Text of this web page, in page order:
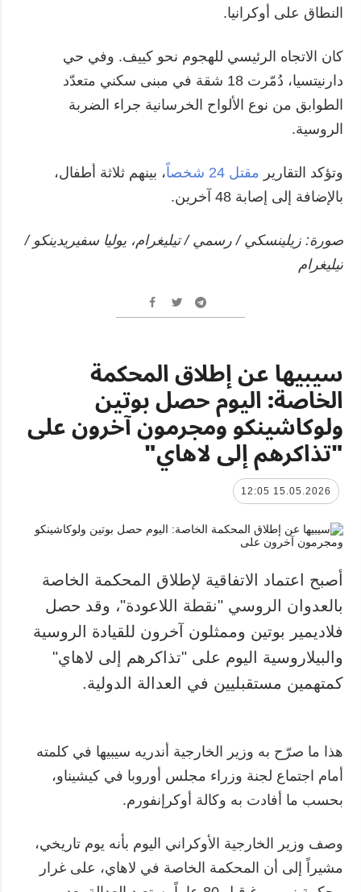
النطاق على أوكرانيا.
كان الاتجاه الرئيسي للهجوم نحو كييف. وفي حي
دارنيتسيا، دُمّرت 18 شقة في مبنى سكني متعدّد
الطوابق من نوع الألواح الخرسانية جراء الضربة
الروسية.
وتؤكد التقارير مقتل 24 شخصاً
، بينهم ثلاثة أطفال،
بالإضافة إلى إصابة 48 آخرين.
صورة: زيلينسكي / رسمي / تيليغرام، يوليا سفيريدينكو /
تيليغرام
سيبيها عن إطلاق المحكمة
الخاصة: اليوم حصل بوتين
ولوكاشينكو ومجرمون آخرون على
"تذاكرهم إلى لاهاي"
15.05.2026 12:05
أصبح اعتماد الاتفاقية لإطلاق المحكمة الخاصة
بالعدوان الروسي "نقطة اللاعودة"، وقد حصل
فلاديمير بوتين وممثلون آخرون للقيادة الروسية
والبيلاروسية اليوم على "تذاكرهم إلى لاهاي"
كمتهمين مستقبليين في العدالة الدولية.
هذا ما صرّح به وزير الخارجية أندريه سيبيها في كلمته
أمام اجتماع لجنة وزراء مجلس أوروبا في كيشيناو،
بحسب ما أفادت به وكالة أوكرإنفورم.
وصف وزير الخارجية الأوكراني اليوم بأنه يوم تاريخي،
مشيراً إلى أن المحكمة الخاصة في لاهاي، على غرار